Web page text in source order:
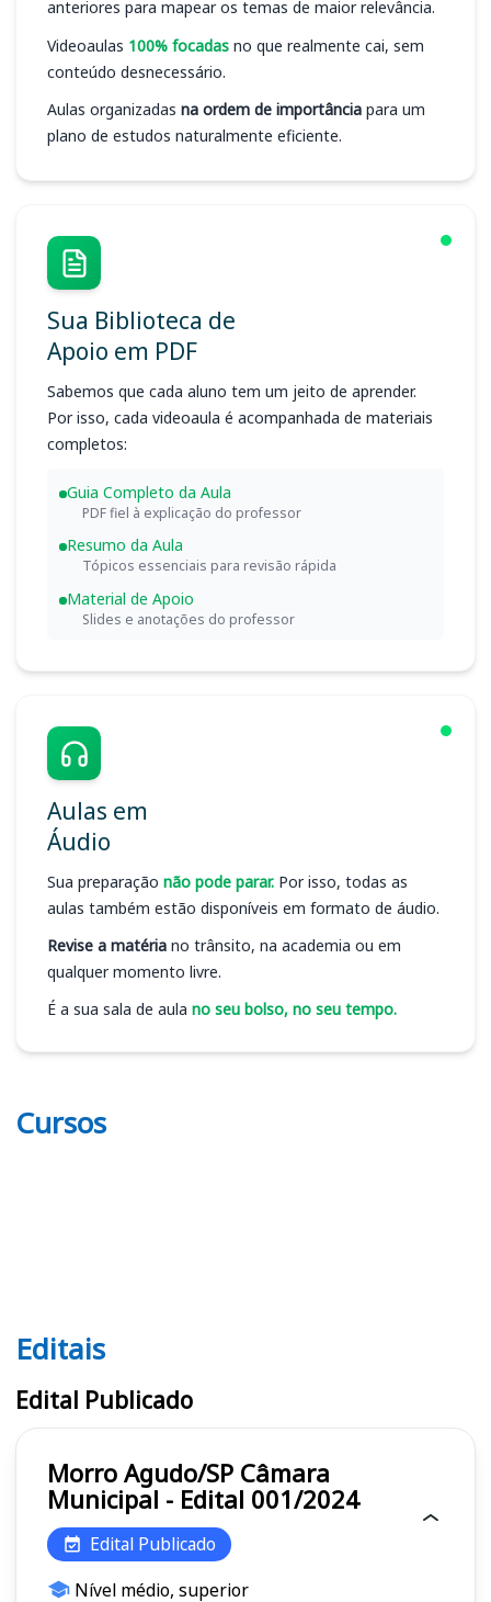
anteriores para mapear os temas de maior relevância.
Videoaulas 100% focadas no que realmente cai, sem
conteúdo desnecessário.
Aulas organizadas na ordem de importância para um
plano de estudos naturalmente eficiente.
Sua Biblioteca de
Apoio em PDF
Sabemos que cada aluno tem um jeito de aprender.
Por isso, cada videoaula é acompanhada de materiais
completos:
Guia Completo da Aula
PDF fiel à explicação do professor
Resumo da Aula
Tópicos essenciais para revisão rápida
Material de Apoio
Slides e anotações do professor
Aulas em
Áudio
Sua preparação não pode parar. Por isso, todas as
aulas também estão disponíveis em formato de áudio.
Revise a matéria no trânsito, na academia ou em
qualquer momento livre.
É a sua sala de aula no seu bolso, no seu tempo.
Cursos
Editais
Editais
Edital Publicado
Morro Agudo/SP Câmara
Municipal - Edital 001/2024
Edital Publicado
Nível médio, superior